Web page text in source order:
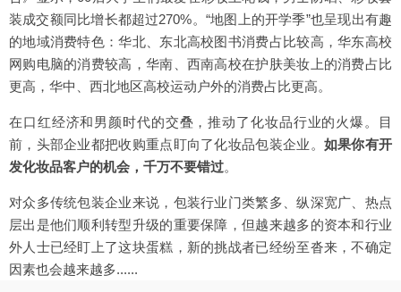
装成交额同比增长都超过270%。“地图上的开学季”也呈现出有趣
的地域消费特色：华北、东北高校图书消费占比较高，华东高校
网购电脑的消费较高，华南、西南高校在护肤美妆上的消费占比
更高，华中、西北地区高校运动户外的消费占比更高。
在口红经济和男颜时代的交叠，推动了化妆品行业的火爆。目
前，头部企业都把收购重点盯向了化妆品包装企业。 如果你有开
发化妆品客户的机会，千万不要错过。
对众多传统包装企业来说，包装行业门类繁多、纵深宽广、热点
层出是他们顺利转型升级的重要保障，但越来越多的资本和行业
外人士已经盯上了这块蛋糕，新的挑战者已经纷至沓来，不确定
因素也会越来越多......